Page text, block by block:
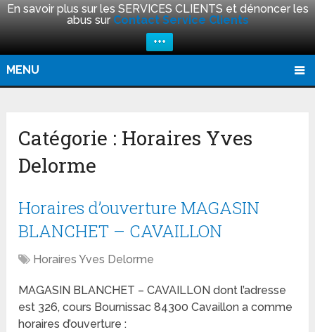
En savoir plus sur les SERVICES CLIENTS et dénoncer les
abus sur Contact Service Clients
+++
MENU
Catégorie : Horaires Yves
Delorme
Horaires d’ouverture MAGASIN
BLANCHET – CAVAILLON
Horaires Yves Delorme
MAGASIN BLANCHET – CAVAILLON dont l’adresse
est 326, cours Bournissac 84300 Cavaillon a comme
horaires d’ouverture :